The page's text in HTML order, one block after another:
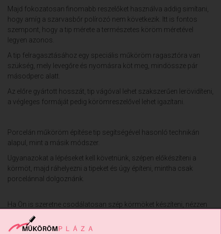
Majd fokozatosan finomabb reszelőket használva addig simítani,
hogy amíg a szarvasbőr polírozó nem következik. Itt is fontos
szempont, hogy a tip mérete a természetes köröm méretével
legyen azonos.
A tip felragasztásához egy speciális műköröm ragasztóra van
szükség, mely levegőre és nyomásra köt meg, mindössze pár
másodperc alatt.
Az előre gyártott hosszát, tip vágóval lehet szakszerűen lerövidíteni,
a végleges formáját pedig körömreszelővel lehet igazítani.
Porcelán műköröm építése tip segítségével hasonló technikán
alapul, mint a másik módszer.
Ugyanazokat a lépéseket kell követnünk, szépen előkészíteni a
körmöt, majd ráhelyezni a tipeket és úgy építeni, mintha csak
porcelánnal dolgoznánk.
Ha Ön is szeretne csodálatosan szép körmöket készíteni, nézzen
szét műköröm webáruházunk kínálatában, és rendelje meg tőlünk
speciális termékeinket!